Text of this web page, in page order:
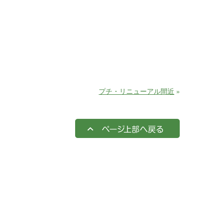
プチ・リニューアル間近 »